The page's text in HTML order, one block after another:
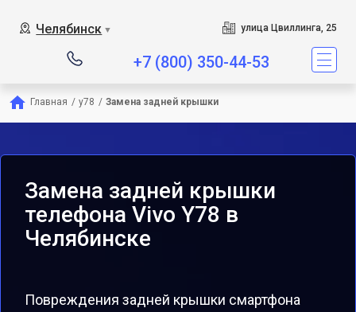
Челябинск ▼ улица Цвиллинга, 25
+7 (800) 350-44-53
Главная / y78 / Замена задней крышки
Замена задней крышки
телефона Vivo Y78 в
Челябинске
Повреждения задней крышки смартфона